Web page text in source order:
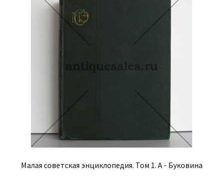
Малая советская энциклопедия. Том 1. А - Буковина